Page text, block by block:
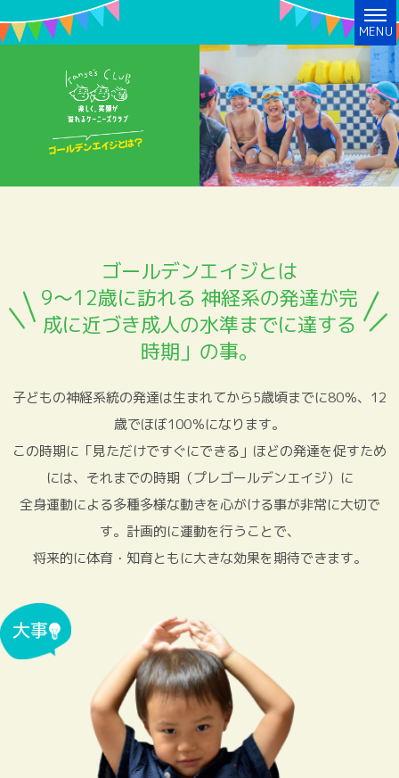
MENU
ゴールデンエイジとは?
ゴールデンエイジとは
9～12歳に訪れる 神経系の発達が完
成に近づき成人の水準までに達する
時期」の事。
子どもの神経系統の発達は生まれてから5歳頃までに80％、12
歳でほぼ100％になります。
この時期に「見ただけですぐにできる」ほどの発達を促すため
には、それまでの時期（プレゴールデンエイジ）に
全身運動による多種多様な動きを心がける事が非常に大切で
す。計画的に運動を行うことで、
将来的に体育・知育ともに大きな効果を期待できます。
大事